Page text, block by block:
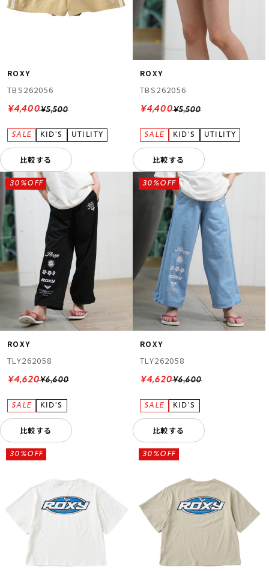
ROXY
TBS262056
¥5,500
¥4,400
比較する
ROXY
TBS262056
¥5,500
¥4,400
比較する
ROXY
TLY262058
¥6,600
30%OFF
¥4,620
比較する
ROXY
TLY262058
¥6,600
30%OFF
¥4,620
比較する
30%OFF 30%OFF